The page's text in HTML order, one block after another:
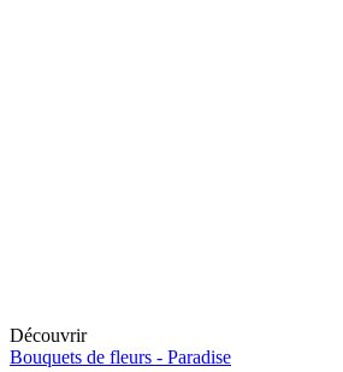
Découvrir
Bouquets de fleurs - Paradise